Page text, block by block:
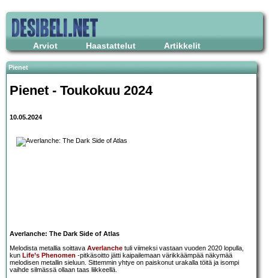
Arviot Haastattelut Artikkelit
Pienet
Pienet - Toukokuu 2024
10.05.2024
Averlanche: The Dark Side of Atlas
Melodista metallia soittava Averlanche tuli viimeksi vastaan vuoden 2020 lopulla,
kun Life’s Phenomen -pitkäsoitto jätti kaipailemaan värikkäämpää näkymää
melodisen metallin sieluun. Sittemmin yhtye on paiskonut urakalla töitä ja isompi
vaihde silmässä ollaan taas liikkeellä.